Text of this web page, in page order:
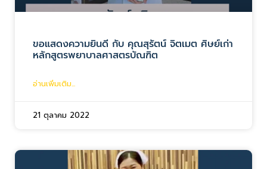
ขอแสดงความยินดี กับ คุณสุรัตน์ จิตเมต ศิษย์เก่า
หลักสูตรพยาบาลศาสตรบัณฑิต
อ่านเพิ่มเติม...
21 ตุลาคม 2022